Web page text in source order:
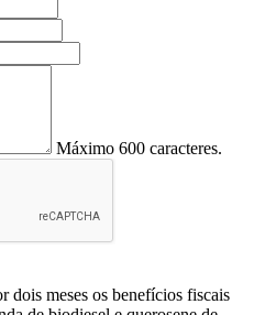
Máximo 600 caracteres.
dois meses os benefícios fiscais